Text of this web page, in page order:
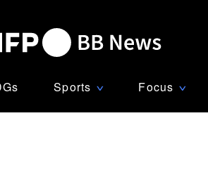
Sports ∨ Focus ∨